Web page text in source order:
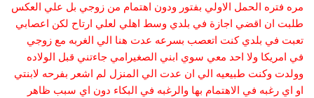
مره فتره الحمل الاولي بفتور ودون اهتمام من زوجي بل علي العكس
طلبت ان اقضي اجازة في بلدي وسط اهلي لعلي ارتاح لكن اعصابي
تعبت في بلدي كنت اتعصب بسرعه عدت هنا الي الغربه مع زوجي
في امريكا ولا احد معي سوي ابني الصغيرامي جاءتني قبل الولاده
وولدت وكنت طبيعيه الي ان عدت الي المنزل لم اشعر بفرحه لابنتي
او اي رغبه في الاهتمام بها والرغبه في البكاء دون اي سبب ظاهر